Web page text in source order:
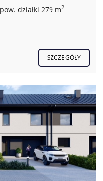
pow. działki 279 m2
SZCZEGÓŁY